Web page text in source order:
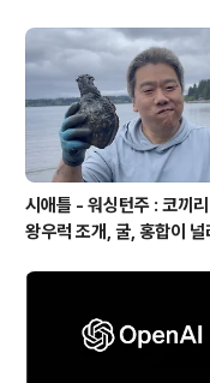
시애틀 - 워싱턴주 : 코끼
왕우럭 조개, 굴, 홍합이 널